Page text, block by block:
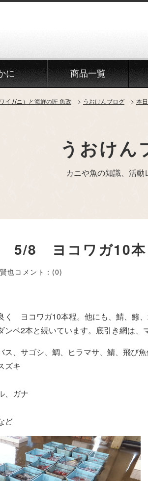
に 商品一覧
イガニ）と海鮮の匠 魚政 うおけんブログ 本
うおけん
カニや魚の知識、活動
5/8 ヨコワガ10本
也コメント： (0)
く ヨコワガ10本程。他にも、鯖、鯵、
ベ2本と続いています。底引き網は、
ス、サゴシ、鯛、ヒラマサ、鯖、飛び
ズキ
、ガナ
ど